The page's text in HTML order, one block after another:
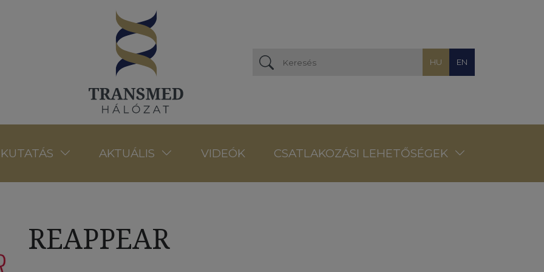
HU EN
KUTATÁS AKTUÁLIS VIDEÓK CSATLAKOZÁSI LEHETŐSÉGEK
REAPPEAR